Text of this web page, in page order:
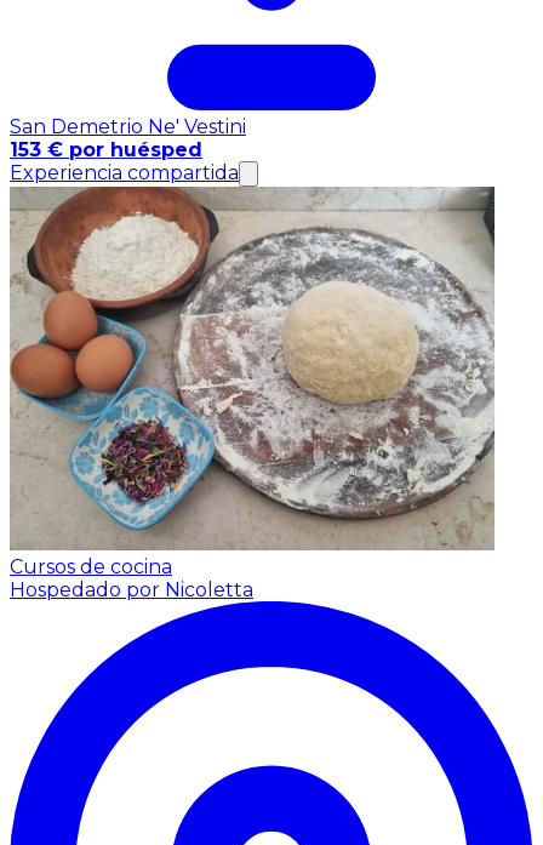
San Demetrio Ne' Vestini
153 € por huésped
Experiencia compartida
Cursos de cocina
Hospedado por Nicoletta